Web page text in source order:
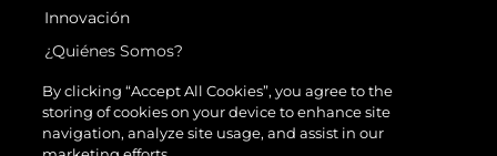
Innovación
¿Quiénes Somos?
El Equipo
Estilo De Vida
Historia
By clicking “Accept All Cookies”, you agree to the
storing of cookies on your device to enhance site
navigation, analyze site usage, and assist in our